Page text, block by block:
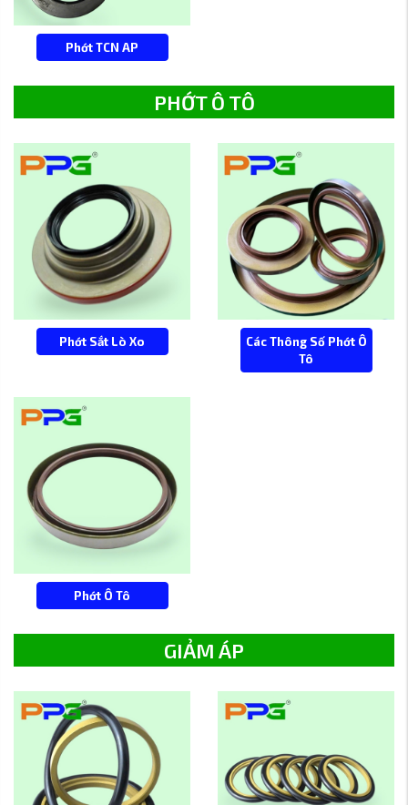
Phớt TCN AP
PHỚT Ô TÔ
Phớt Sắt Lò Xo
Các Thông Số Phớt Ô
Tô
Phớt Ô Tô
GIẢM ÁP